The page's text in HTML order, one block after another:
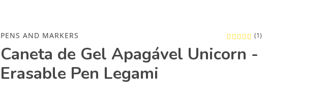
PENS AND MARKERS (1)
Caneta de Gel Apagável Unicorn -
Erasable Pen Legami